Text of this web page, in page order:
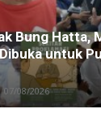
Bung Hatta,
untuk
07/08/2026